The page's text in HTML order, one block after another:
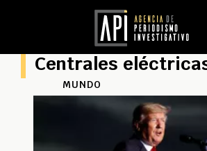
Centrales
MUNDO